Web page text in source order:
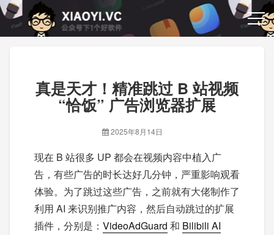
真是天才！精准跳过 B 站视频
“恰饭” 广告浏览器扩展
2025年8月14日
现在 B 站很多 UP 都会在视频内容中植入广
告，有些广告的时长达好几分钟，严重影响观看
体验。为了跳过这些广告，之前就有大佬制作了
利用 AI 来识别推广内容，然后自动跳过的扩展
插件，分别是： VideoAdGuard 和 Bilibili AI